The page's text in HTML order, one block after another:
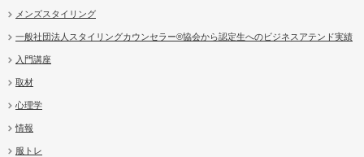
メンズスタイリング
一般社団法人スタイリングカウンセラー®協会から認定生へのビジネスアテンド実績
入門講座
取材
心理学
情報
服トレ